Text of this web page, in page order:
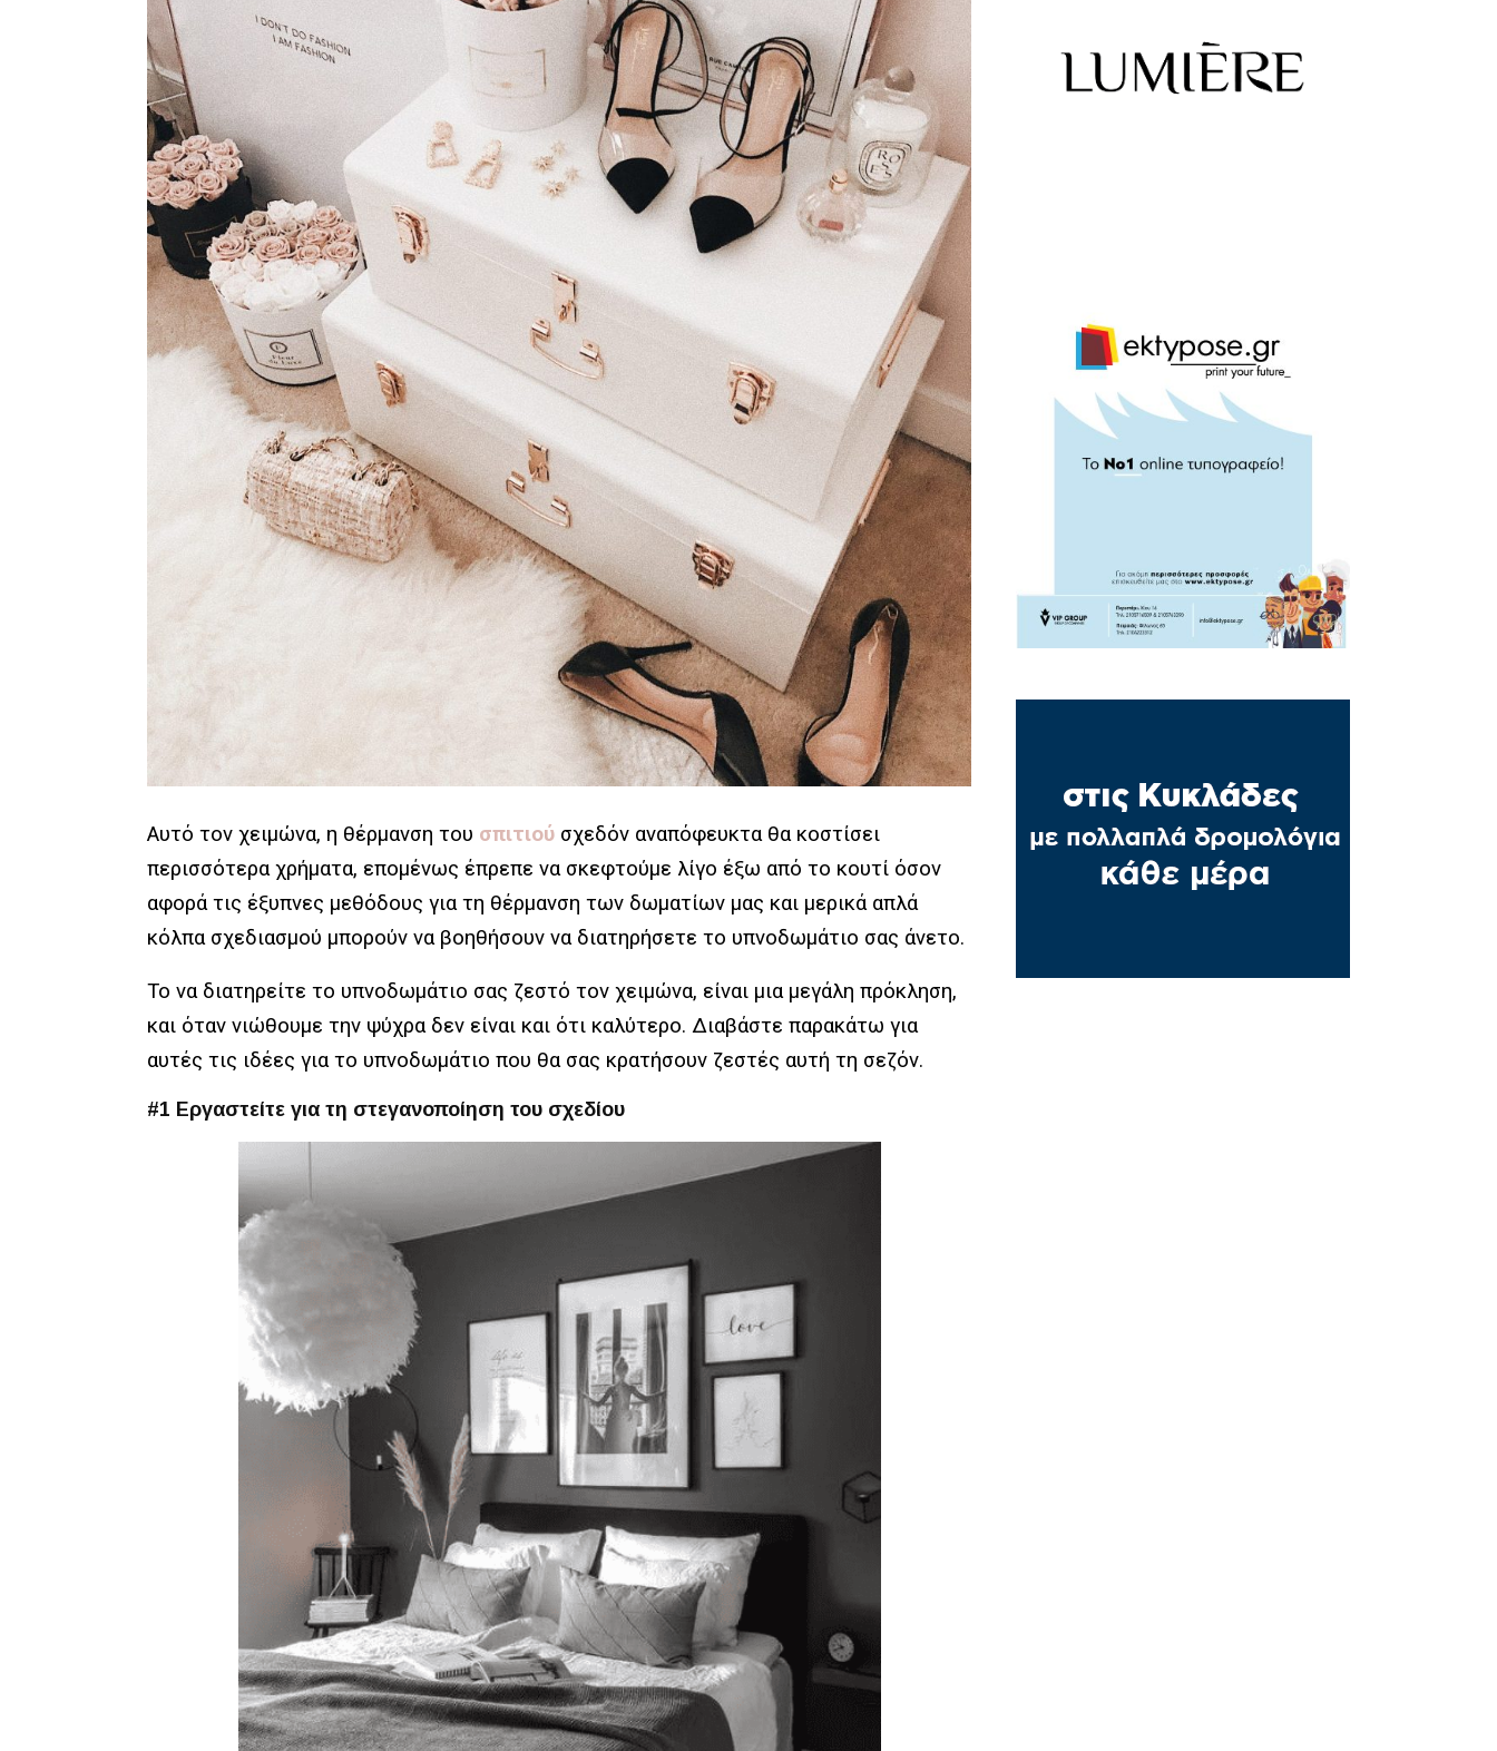
Αυτό τον χειμώνα, η θέρμανση του σπιτιού σχεδόν αναπόφευκτα θα κοστίσει
περισσότερα χρήματα, επομένως έπρεπε να σκεφτούμε λίγο έξω από το κουτί όσον
αφορά τις έξυπνες μεθόδους για τη θέρμανση των δωματίων μας και μερικά απλά
κόλπα σχεδιασμού μπορούν να βοηθήσουν να διατηρήσετε το υπνοδωμάτιο σας άνετο.
Το να διατηρείτε το υπνοδωμάτιο σας ζεστό τον χειμώνα, είναι μια μεγάλη πρόκληση,
και όταν νιώθουμε την ψύχρα δεν είναι και ότι καλύτερο. Διαβάστε παρακάτω για
αυτές τις ιδέες για το υπνοδωμάτιο που θα σας κρατήσουν ζεστές αυτή τη σεζόν.
#1 Εργαστείτε για τη στεγανοποίηση του σχεδίου